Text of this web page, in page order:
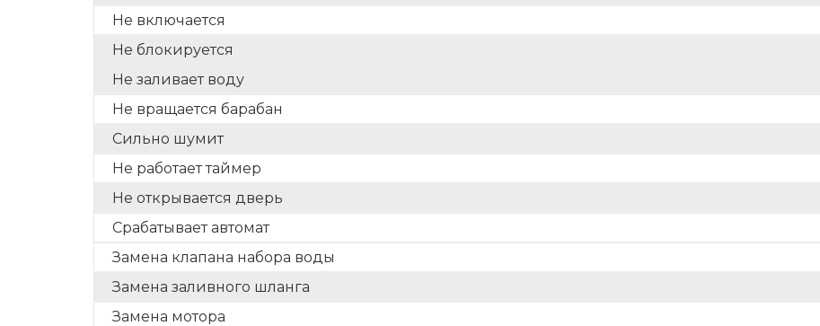
Не включается
Не блокируется
Не заливает воду
Не вращается барабан
Сильно шумит
Не работает таймер
Не открывается дверь
Срабатывает автомат
Замена клапана набора воды
Замена заливного шланга
Замена мотора